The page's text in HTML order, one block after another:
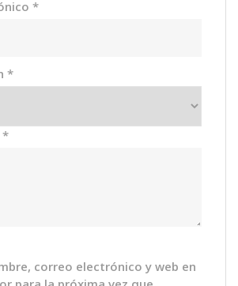
*
*
*
correo electrónico y web en